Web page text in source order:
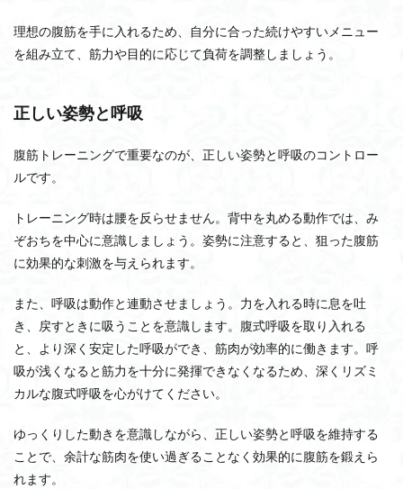
理想の腹筋を手に入れるため、自分に合った続けやすいメニュー
を組み立て、筋力や目的に応じて負荷を調整しましょう。
正しい姿勢と呼吸
腹筋トレーニングで重要なのが、正しい姿勢と呼吸のコントロー
ルです。
トレーニング時は腰を反らせません。背中を丸める動作では、み
ぞおちを中心に意識しましょう。姿勢に注意すると、狙った腹筋
に効果的な刺激を与えられます。
また、呼吸は動作と連動させましょう。力を入れる時に息を吐
き、戻すときに吸うことを意識します。腹式呼吸を取り入れる
と、より深く安定した呼吸ができ、筋肉が効率的に働きます。呼
吸が浅くなると筋力を十分に発揮できなくなるため、深くリズミ
カルな腹式呼吸を心がけてください。
ゆっくりした動きを意識しながら、正しい姿勢と呼吸を維持する
ことで、余計な筋肉を使い過ぎることなく効果的に腹筋を鍛えら
れます。